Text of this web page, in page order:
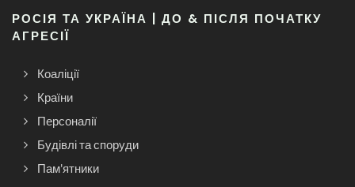
РОСІЯ ТА УКРАЇНА | ДО & ПІСЛЯ ПОЧАТКУ
АГРЕСІЇ
Коаліції
Країни
Персоналії
Будівлі та споруди
Пам'ятники